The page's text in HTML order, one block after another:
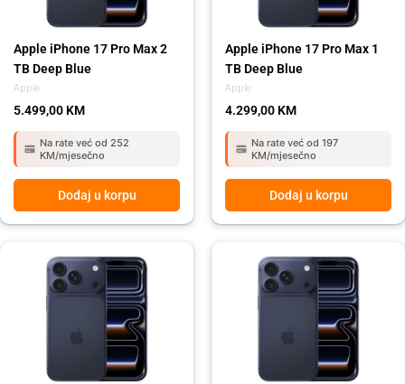
Apple
Apple iPhone 17 Pro Max 2
TB Deep Blue
5.499,00 KM
Na rate već od 252
KM/mjesečno
Dodaj u korpu
Apple
Apple iPhone 17 Pro Max 1
TB Deep Blue
4.299,00 KM
Na rate već od 197
KM/mjesečno
Dodaj u korpu